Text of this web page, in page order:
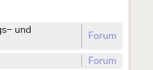
und
Forum
Forum